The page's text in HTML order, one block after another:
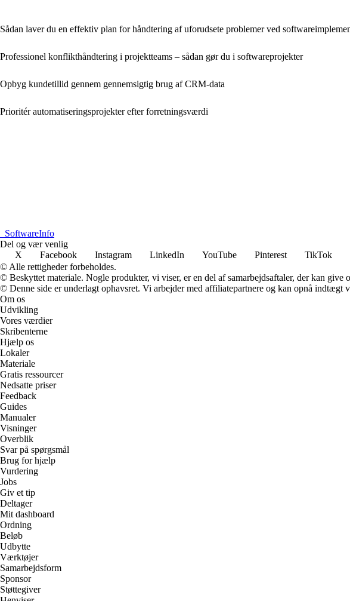
Sådan laver du en effektiv plan for håndtering af uforudsete problemer ved
Professionel konflikthåndtering i projektteams – sådan gør du i softwareprojekter
Opbyg kundetillid gennem gennemsigtig brug af CRM-data
Prioritér automatiseringsprojekter efter forretningsværdi
SoftwareInfo
Del og vær venlig
X
Facebook Instagram LinkedIn YouTube Pinterest TikTok
© Alle rettigheder forbeholdes.
© Beskyttet materiale. Nogle produkter, vi viser, er en del af samarbejdsaftaler, der kan give
© Denne side er underlagt ophavsret. Vi arbejder med affiliatepartnere og kan opnå
Om os
Udvikling
Vores værdier
Skribenterne
Hjælp os
Lokaler
Materiale
Gratis ressourcer
Nedsatte priser
Feedback
Guides
Manualer
Visninger
Overblik
Svar på spørgsmål
Brug for hjælp
Vurdering
Jobs
Giv et tip
Deltager
Mit dashboard
Ordning
Beløb
Udbytte
Værktøjer
Samarbejdsform
Sponsor
Støttegiver